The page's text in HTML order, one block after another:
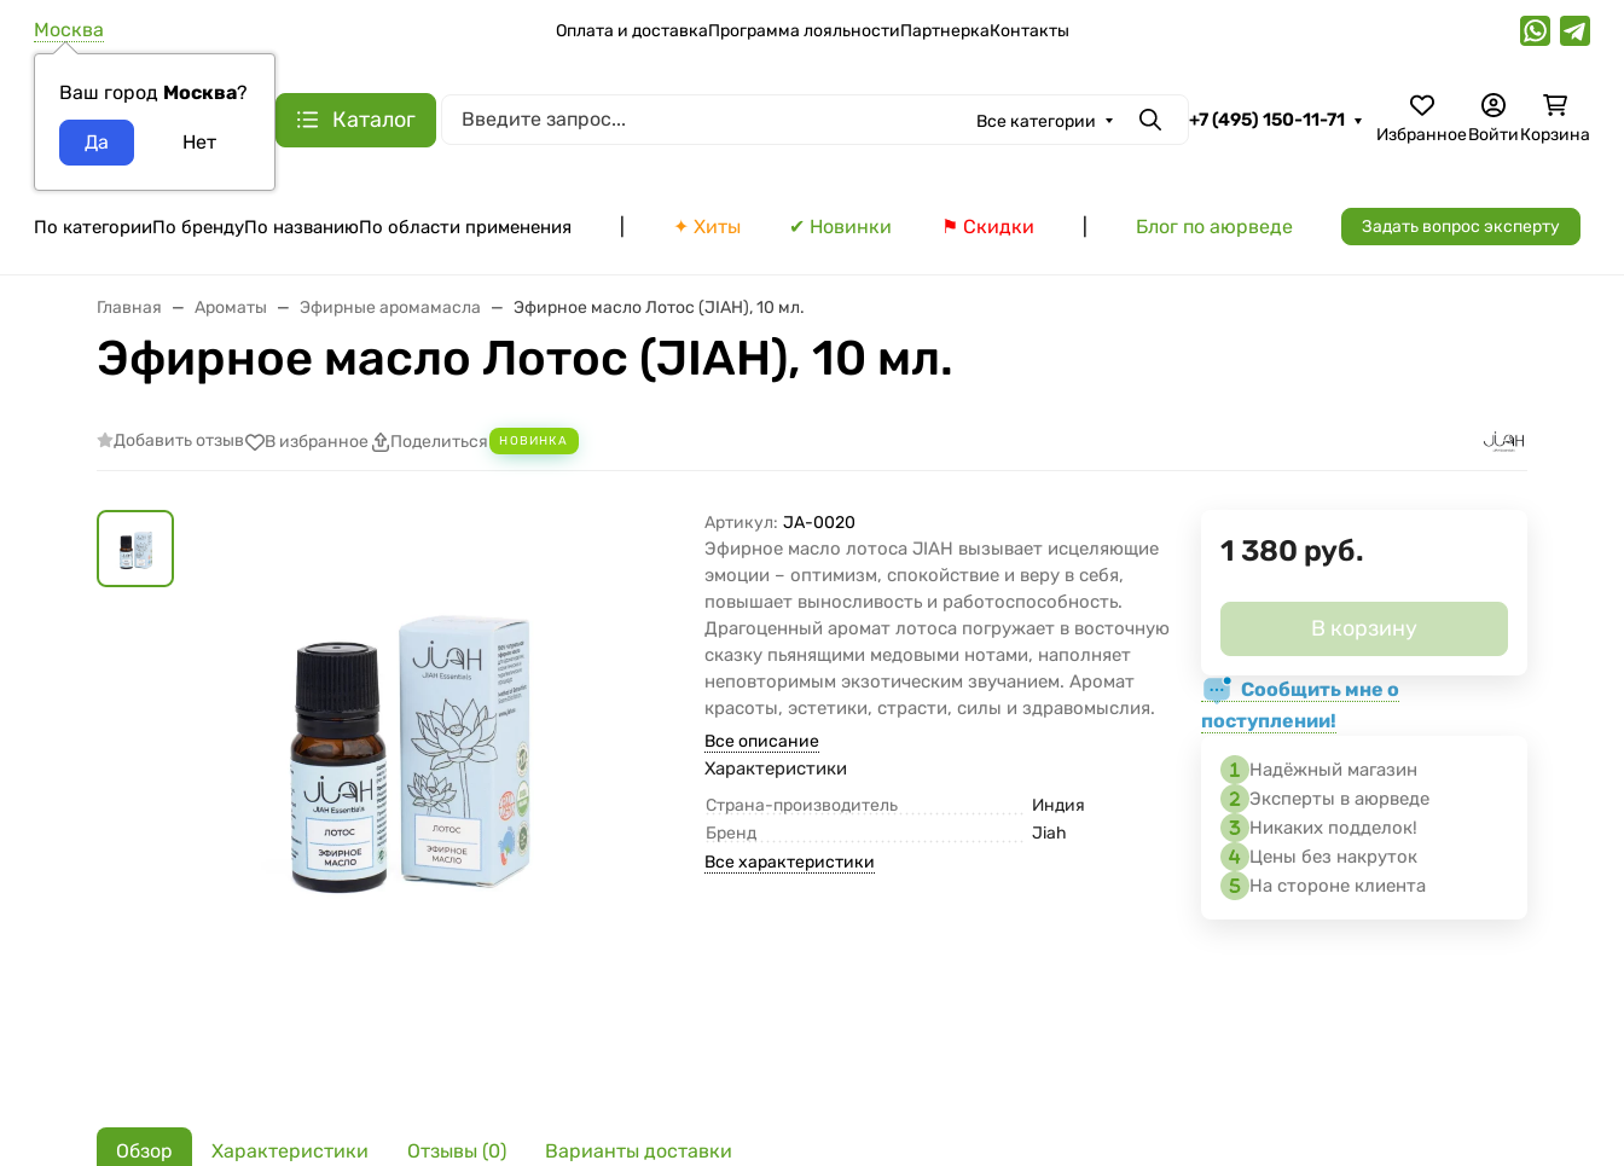
Москва
Ваш город Москва?
Оплата и доставкаПрограмма лояльностиПартнеркаКонтакты
Каталог Все категории Поиск
+7 (495) 150-11-71
ИзбранноеВойтиКорзина
По категорииПо брендуПо названиюПо области применения ✦ Хиты ✔ Новинки ⚑ Скидки Блог по аюрведе Задать вопрос эксперту
Главная Ароматы Эфирные аромамасла Эфирное масло Лотос (JIAH), 10 мл.
Эфирное масло Лотос (JIAH), 10 мл.
Добавить отзыв В избранное Поделиться НОВИНКА
Артикул: JA-0020
Эфирное масло лотоса JIAH вызывает исцеляющие
эмоции – оптимизм, спокойствие и веру в себя,
повышает выносливость и работоспособность.
Драгоценный аромат лотоса погружает в восточную
сказку пьянящими медовыми нотами, наполняет
неповторимым экзотическим звучанием. Аромат
красоты, эстетики, страсти, силы и здравомыслия.
Все описание
Характеристики
Страна-производитель
Индия
Бренд
Jiah
Все характеристики
1 380 руб.
В корзину
Сообщить мне о
поступлении!
Надёжный магазин
Эксперты в аюрведе
Никаких подделок!
Цены без накруток
На стороне клиента
Обзор Характеристики Отзывы (0) Варианты доставки